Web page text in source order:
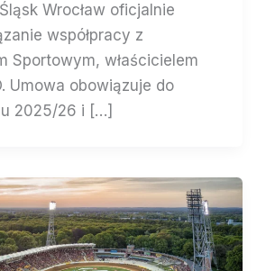
Wrocław oficjalnie
współpracy z
Sportowym, właścicielem
Umowa obowiązuje do
2025/26 i […]